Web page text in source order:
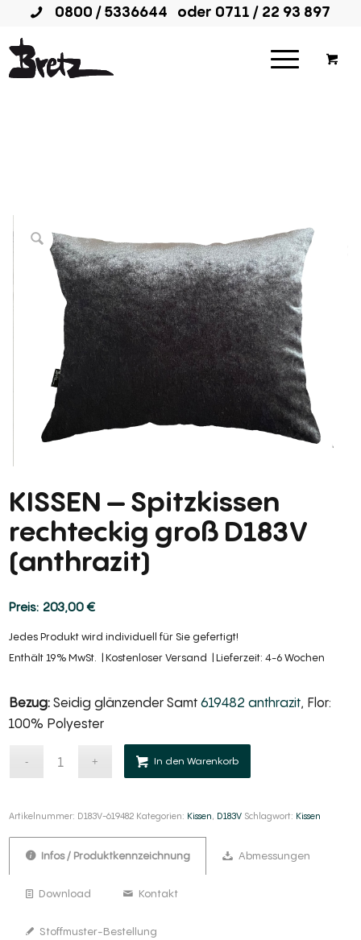
0800 / 5336644 oder 0711 / 22 93 897
KISSEN – Spitzkissen
rechteckig groß D183V
(anthrazit)
203,00€
Jedes Produkt wird individuell für Sie gefertigt!
Enthält 19% MwSt.
Kostenloser Versand Lieferzeit: 4-6 Wochen
Bezug:Seidig glänzender Samt619482 anthrazit, Flor:
100% Polyester
In den Warenkorb
Artikelnummer: D183V-619482 Kategorien: Kissen, D183V Schlagwort: Kissen
Infos / Produktkennzeichnung Abmessungen
Download Kontakt
Stoffmuster-Bestellung